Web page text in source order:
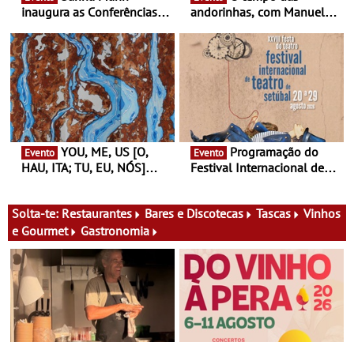
inaugura as Conferências
Antiga primeira-ministra da
Finlândia é a convidada da
primeira edição do novo
ciclo de debates dedicado
aos grandes temas do
nosso tempo
andorinhas, com Manuel
Atum - Concerto
performance na MAAT
Gallery a 3 de Setembro,
19:30
Evento
HAU, ITA; TU, EU, NÓS]
13 de Dezembro
Evento
Festival Internacional de
29 de Agosto
Solta-te: Restaurantes Bares e Discotecas Tascas
Vinhos
e Gourmet
Gastronomia